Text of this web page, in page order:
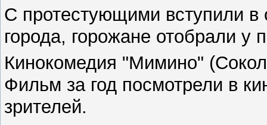
С протестующими вступили в
города, горожане отобрали у
Кинокомедия "Мимино"
Фильм за год посмотрели в
зрителей.